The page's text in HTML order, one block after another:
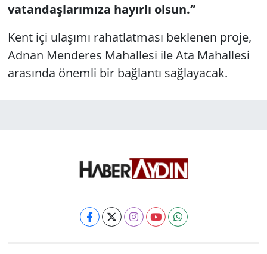
vatandaşlarımıza hayırlı olsun.”
Kent içi ulaşımı rahatlatması beklenen proje,
Adnan Menderes Mahallesi ile Ata Mahallesi
arasında önemli bir bağlantı sağlayacak.